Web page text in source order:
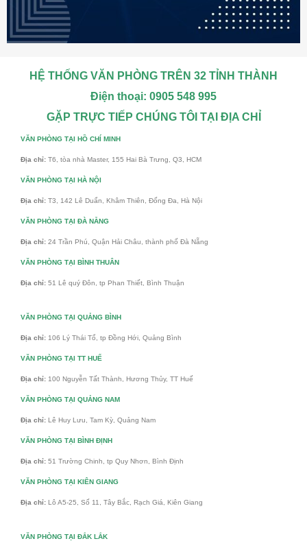
HỆ THỐNG VĂN PHÒNG TRÊN 32 TỈNH THÀNH
Điện thoại: 0905 548 995
GẶP TRỰC TIẾP CHÚNG TÔI TẠI ĐỊA CHỈ
VĂN PHÒNG TẠI HỒ CHÍ MINH
Địa chỉ: T6, tòa nhà Master, 155 Hai Bà Trưng, Q3, HCM
VĂN PHÒNG TẠI HÀ NỘI
Địa chỉ: T3, 142 Lê Duẩn, Khâm Thiên, Đống Đa, Hà Nội
VĂN PHÒNG TẠI ĐÀ NẴNG
Địa chỉ: 24 Trần Phú, Quận Hải Châu, thành phố Đà Nẵng
VĂN PHÒNG TẠI BÌNH THUÂN
Địa chỉ: 51 Lê quý Đôn, tp Phan Thiết, Bình Thuận
VĂN PHÒNG TẠI QUẢNG BÌNH
Địa chỉ: 106 Lý Thái Tổ, tp Đồng Hới, Quảng Bình
VĂN PHÒNG TẠI TT HUẾ
Địa chỉ: 100 Nguyễn Tất Thành, Hương Thủy, TT Huế
VĂN PHÒNG TẠI QUẢNG NAM
Địa chỉ: Lê Huy Lưu, Tam Kỳ, Quảng Nam
VĂN PHÒNG TẠI BÌNH ĐỊNH
Địa chỉ: 51 Trường Chinh, tp Quy Nhơn, Bình Định
VĂN PHÒNG TẠI KIÊN GIANG
Địa chỉ: Lô A5-25, Số 11, Tây Bắc, Rạch Giá, Kiên Giang
VĂN PHÒNG TẠI ĐẮK LẮK